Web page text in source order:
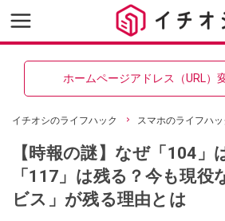
ホームページアドレス（URL）
イチオシのライフハック スマホのライフハッ
【時報の謎】なぜ「104」
「117」は残る？今も現役
ビス」が残る理由とは